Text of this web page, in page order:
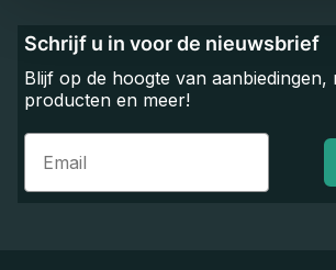
Schrijf u in voor de nieuwsbrief
Blijf op de hoogte van aanbiedingen,
producten en meer!
Email